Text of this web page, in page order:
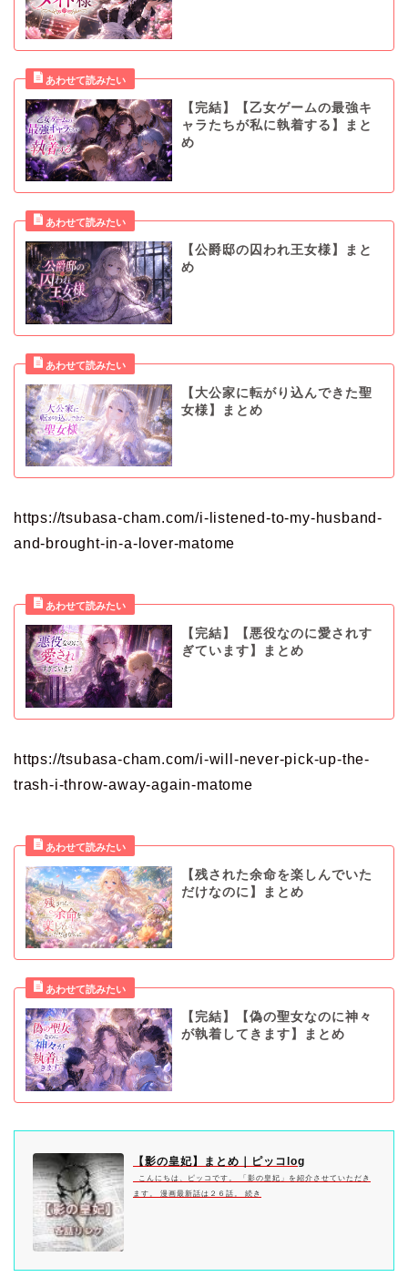
【完結】【乙女ゲームの最強キ
ャラたちが私に執着する】まと
め
【公爵邸の囚われ王女様】まと
め
【大公家に転がり込んできた聖
女様】まとめ
https://tsubasa-cham.com/i-listened-to-my-husband-
and-brought-in-a-lover-matome
【完結】【悪役なのに愛されす
ぎています】まとめ
https://tsubasa-cham.com/i-will-never-pick-up-the-
trash-i-throw-away-again-matome
【残された余命を楽しんでいた
だけなのに】まとめ
【完結】【偽の聖女なのに神々
が執着してきます】まとめ
【影の皇妃】まとめ｜ピッコlog
こんにちは、ピッコです。 「影の皇妃」を紹介させていただき
ます。 漫画最新話は２６話。 続き